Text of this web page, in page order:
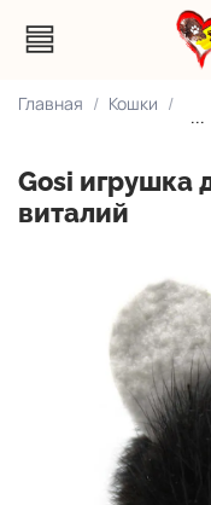
Главная Кошки
...
Gosi игрушка
виталий